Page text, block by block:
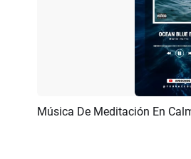
Previsualizar